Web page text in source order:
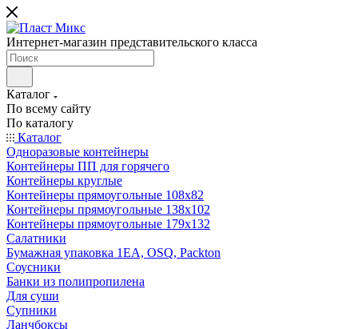
Интернет-магазин представительского класса
Каталог
По всему сайту
По каталогу
Каталог
Одноразовые контейнеры
Контейнеры ПП для горячего
Контейнеры круглые
Контейнеры прямоугольные 108х82
Контейнеры прямоугольные 138х102
Контейнеры прямоугольные 179х132
Салатники
Бумажная упаковка 1ЕА, OSQ, Packton
Соусники
Банки из полипропилена
Для суши
Супники
Ланчбоксы